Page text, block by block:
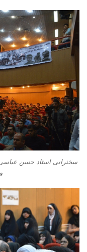
سخنرانی استاد حسن